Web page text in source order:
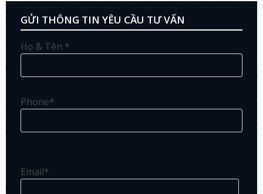
GỬI THÔNG TIN YÊU CẦU TƯ VẤN
Họ & Tên *
Phone*
Email*